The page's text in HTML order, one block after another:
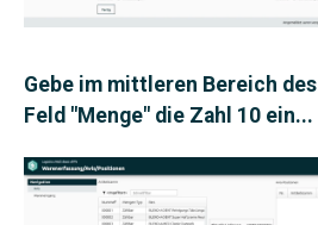
Gebe im mittleren Bereich
Feld "Menge" die Zahl 10 ein...